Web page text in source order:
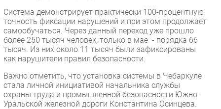
Система демонстрирует практически 100-процентную
точность фиксации нарушений и при этом продолжает
самообучаться. Через данный переход уже прошло
более 250 тысяч человек, только в мае - порядка 66
тысяч. Из них около 11 тысяч были зафиксированы
как нарушители правил безопасности.
Важно отметить, что установка системы в Чебаркуле
стала личной инициативой начальника службы
охраны труда и промышленной безопасности Южно-
Уральской железной дороги Константина Осинцева.